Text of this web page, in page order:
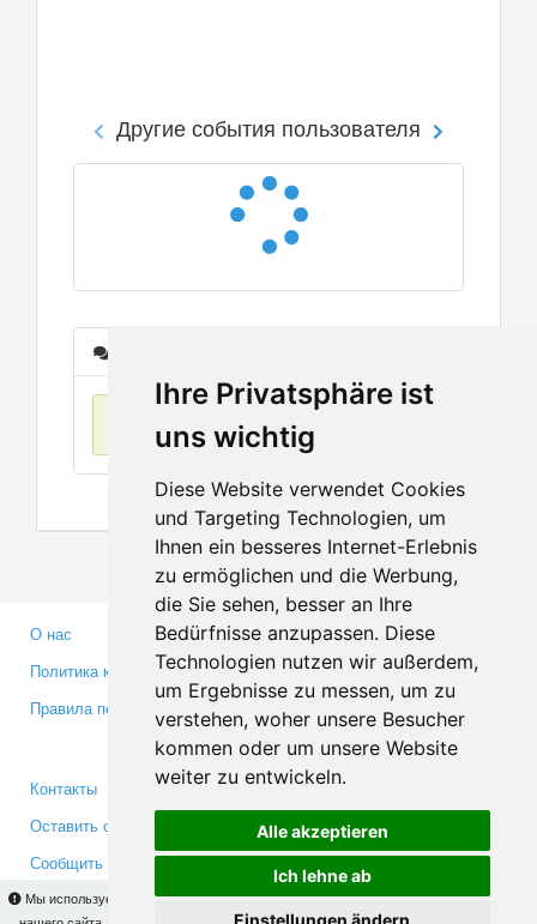
Ihre Privatsphäre ist
uns wichtig
Diese Website verwendet Cookies
und Targeting Technologien, um
Ihnen ein besseres Internet-Erlebnis
zu ermöglichen und die Werbung,
die Sie sehen, besser an Ihre
Bedürfnisse anzupassen. Diese
Technologien nutzen wir außerdem,
um Ergebnisse zu messen, um zu
verstehen, woher unsere Besucher
kommen oder um unsere Website
weiter zu entwickeln.
Alle akzeptieren
Ich lehne ab
Мы используем cookies для того, чтобы Вы могли использовать весь функционал
Другие события пользователя
О нас
Политика конфиденциальности
Правила пользования
Партнерам
Инвесторам
Медиа
Контакты
Оставить отзыв
Сообщить об ошибке
Facebook
Twitter
YouTube
Google+